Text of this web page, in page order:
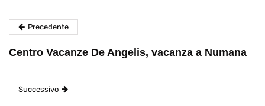
Precedente
Centro Vacanze De Angelis, vacanza a Numana
Successivo